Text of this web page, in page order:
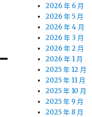
2026 年 6 月
2026 年 5 月
2026 年 4 月
2026 年 3 月
2026 年 2 月
2026 年 1 月
2025 年 12 月
2025 年 11 月
2025 年 10 月
2025 年 9 月
2025 年 8 月